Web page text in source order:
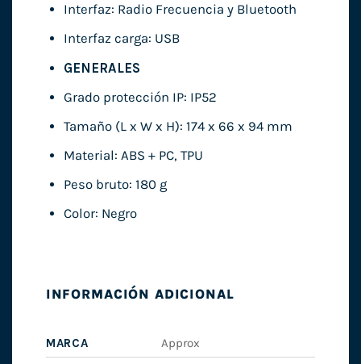
Interfaz: Radio Frecuencia y Bluetooth
Interfaz carga: USB
GENERALES
Grado protección IP: IP52
Tamaño (L x W x H): 174 x 66 x 94 mm
Material: ABS + PC, TPU
Peso bruto: 180 g
Color: Negro
INFORMACIÓN ADICIONAL
MARCA
Approx